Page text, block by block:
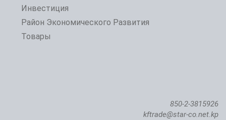
Инвестиция
Район Экономического Развития
Товары
850-2-3815926
kftrade@star-co.net.kp